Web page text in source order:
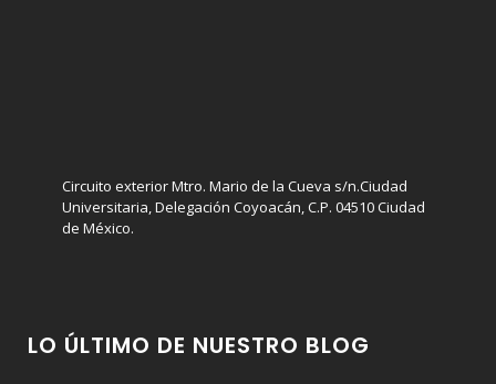
Circuito exterior Mtro. Mario de la Cueva s/n.Ciudad
Universitaria, Delegación Coyoacán, C.P. 04510 Ciudad
de México.
LO ÚLTIMO DE NUESTRO BLOG